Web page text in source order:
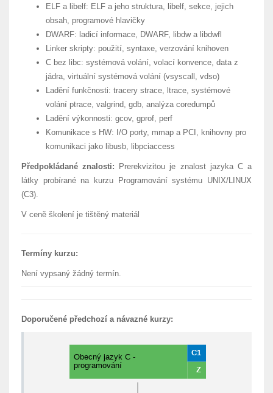
ELF a libelf: ELF a jeho struktura, libelf, sekce, jejich
obsah, programové hlavičky
DWARF: ladicí informace, DWARF, libdw a libdwfl
Linker skripty: použití, syntaxe, verzování knihoven
C bez libc: systémová volání, volací konvence, data z
jádra, virtuální systémová volání (vsyscall, vdso)
Ladění funkčnosti: tracery strace, ltrace, systémové
volání ptrace, valgrind, gdb, analýza coredumpů
Ladění výkonnosti: gcov, gprof, perf
Komunikace s HW: I/O porty, mmap a PCI, knihovny pro
komunikaci jako libusb, libpciaccess
Předpokládané znalosti: Prerekvizitou je znalost jazyka C a
látky probírané na kurzu Programování systému UNIX/LINUX
(C3).
V ceně školení je tištěný materiál
Termíny kurzu:
Není vypsaný žádný termín.
Doporučené předchozí a návazné kurzy: